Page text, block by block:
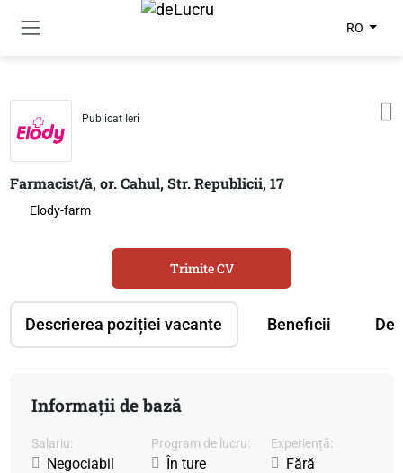
RO
Publicat Ieri
Farmacist/ă, or. Cahul, Str. Republicii, 17
Elody-farm
Descrierea poziției vacante Beneficii
Trimite CV
Informații de bază
Salariu:
Negociabil
Program de lucru:
În ture
Experiență:
Fără